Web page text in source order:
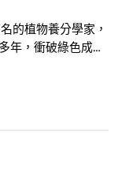
的植物養分學家，
年，衝破綠色成…